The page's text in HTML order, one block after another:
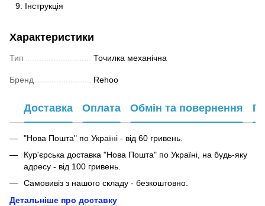
Інструкція
Характеристики
Тип Точилка механічна
Бренд Rehoo
Доставка Оплата Обмін та повернення
"Нова Пошта" по Україні - від 60 гривень.
Кур'єрська доставка "Нова Пошта" по Україні, на будь-яку
адресу - від 100 гривень.
Самовивіз з нашого складу - безкоштовно.
Детальніше про доставку